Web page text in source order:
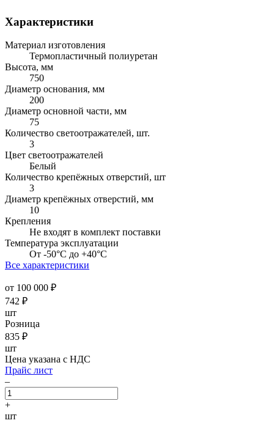
Характеристики
Материал изготовления
Термопластичный полиуретан
Высота, мм
750
Диаметр основания, мм
200
Диаметр основной части, мм
75
Количество светоотражателей, шт.
3
Цвет светоотражателей
Белый
Количество крепёжных отверстий, шт
3
Диаметр крепёжных отверстий, мм
10
Крепления
Не входят в комплект поставки
Температура эксплуатации
От -50°С до +40°С
Все характеристики
от 100 000 ₽
742 ₽
шт
Розница
835 ₽
шт
Цена указана с НДС
Прайс лист
–
+
шт